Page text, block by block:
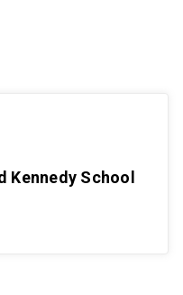
Kennedy School